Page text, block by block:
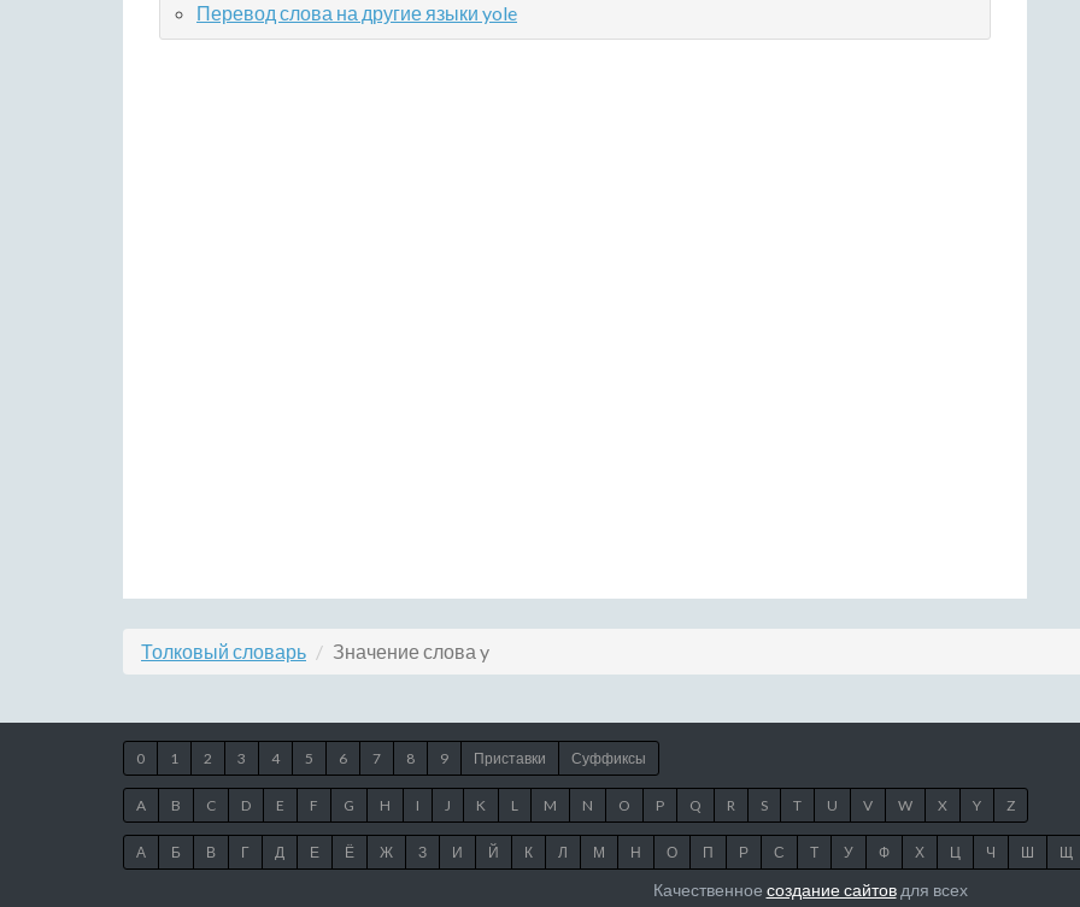
Перевод слова на другие языки yole
Толковый словарь Значение слова y
0 1 2 3 4 5 6 7 8 9 Приставки Суффиксы
A B C D E F G H I J K L M N O P Q R S T U V W X Y Z
А Б В Г Д Е Ё Ж З И Й К Л М Н О П Р С Т У Ф Х Ц Ч Ш Щ
Качественное создание сайтовдля всех